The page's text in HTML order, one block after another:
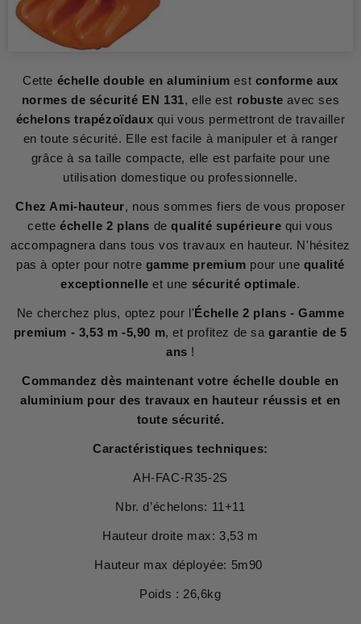
Cette échelle double en aluminium est conforme aux
normes de sécurité EN 131, elle est robuste avec ses
échelons trapézoïdaux qui vous permettront de travailler
en toute sécurité. Elle est facile à manipuler et à ranger
grâce à sa taille compacte, elle est parfaite pour une
utilisation domestique ou professionnelle.
Chez Ami-hauteur, nous sommes fiers de vous proposer
cette échelle 2 plans dequalité supérieure qui vous
accompagnera dans tous vos travaux en hauteur. N'hésitez
pas à opter pour notre gamme premium pour une qualité
exceptionnelle et une sécurité optimale.
Ne cherchez plus, optez pour l'Échelle 2 plans - Gamme
premium - 3,53 m -5,90 m, et profitez de sagarantie de 5
ans !
Commandez dès maintenant votre échelle double en
aluminium pour des travaux en hauteur réussis et en
toute sécurité.
Caractéristiques techniques:
AH-FAC-R35-2S
Nbr. d’échelons: 11+11
Hauteur droite max: 3,53 m
Hauteur max déployée: 5m90
Poids : 26,6kg